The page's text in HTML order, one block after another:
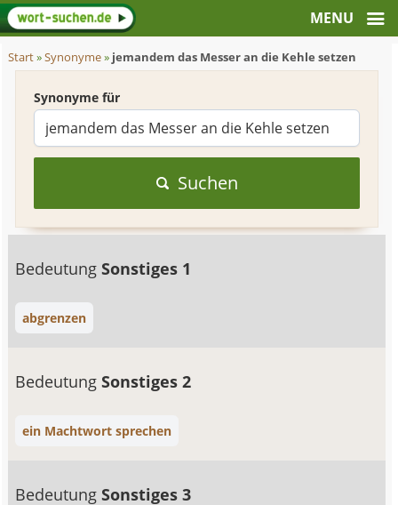
Start»Synonyme» jemandem das Messer an die Kehle setzen
Synonyme für
Suchen
BedeutungSonstiges 1
abgrenzen
BedeutungSonstiges 2
ein Machtwort sprechen
BedeutungSonstiges 3